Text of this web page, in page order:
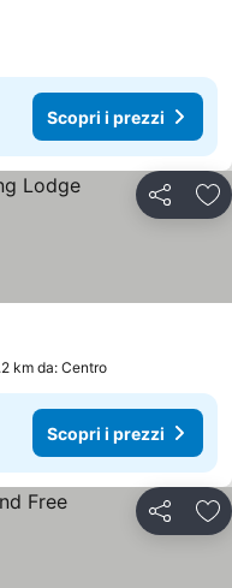
Scopri i prezzi
Condividi
km da: Centro
Scopri i prezzi
Condividi